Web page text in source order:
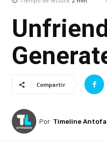
Compartir
Por Timeline